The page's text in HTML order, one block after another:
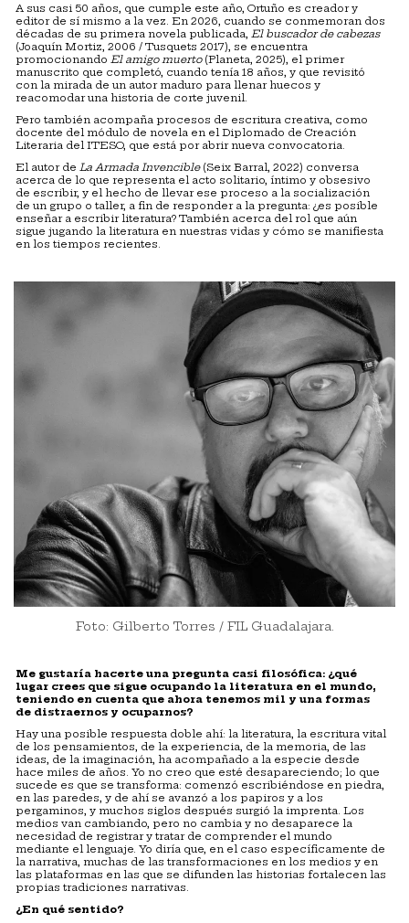
A sus casi 50 años, que cumple este año, Ortuño es creador y
editor de sí mismo a la vez. En 2026, cuando se conmemoran dos
décadas de su primera novela publicada, El buscador de cabezas
(Joaquín Mortiz, 2006 / Tusquets 2017), se encuentra
promocionando El amigo muerto(Planeta, 2025), el primer
manuscrito que completó, cuando tenía 18 años, y que revisitó
con la mirada de un autor maduro para llenar huecos y
reacomodar una historia de corte juvenil.
Pero también acompaña procesos de escritura creativa, como
docente del módulo de novela en el Diplomado de Creación
Literaria del ITESO, que está por abrir nueva convocatoria.
El autor de La Armada Invencible(Seix Barral, 2022) conversa
acerca de lo que representa el acto solitario, íntimo y obsesivo
de escribir, y el hecho de llevar ese proceso a la socialización
de un grupo o taller, a fin de responder a la pregunta: ¿es posible
enseñar a escribir literatura? También acerca del rol que aún
sigue jugando la literatura en nuestras vidas y cómo se manifiesta
en los tiempos recientes.
Foto: Gilberto Torres / FIL Guadalajara.
Me gustaría hacerte una pregunta casi filosófica: ¿qué
lugar crees que sigue ocupando la literatura en el mundo,
teniendo en cuenta que ahora tenemos mil y una formas
de distraernos y ocuparnos?
Hay una posible respuesta doble ahí: la literatura, la escritura vital
de los pensamientos, de la experiencia, de la memoria, de las
ideas, de la imaginación, ha acompañado a la especie desde
hace miles de años. Yo no creo que esté desapareciendo; lo que
sucede es que se transforma: comenzó escribiéndose en piedra,
en las paredes, y de ahí se avanzó a los papiros y a los
pergaminos, y muchos siglos después surgió la imprenta. Los
medios van cambiando, pero no cambia y no desaparece la
necesidad de registrar y tratar de comprender el mundo
mediante el lenguaje. Yo diría que, en el caso específicamente de
la narrativa, muchas de las transformaciones en los medios y en
las plataformas en las que se difunden las historias fortalecen las
propias tradiciones narrativas.
¿En qué sentido?